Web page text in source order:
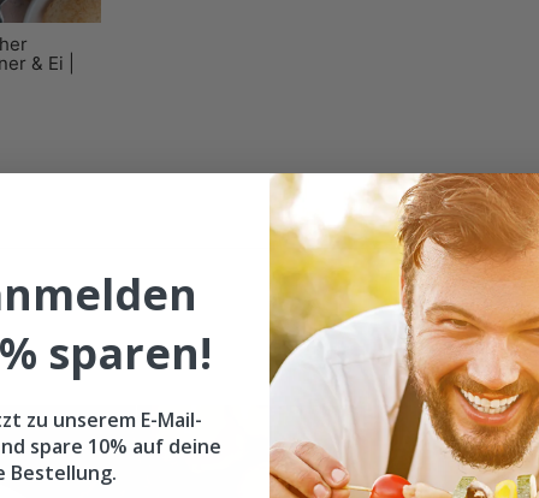
& Ei |
sparen!
zu unserem E-Mail-
spare 10% auf deine
Bestellung.